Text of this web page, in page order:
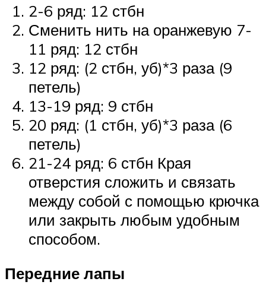
2-6 ряд: 12 стбн
Сменить нить на оранжевую 7-
11 ряд: 12 стбн
12 ряд: (2 стбн, уб)*3 раза (9
петель)
13-19 ряд: 9 стбн
20 ряд: (1 стбн, уб)*3 раза (6
петель)
21-24 ряд: 6 стбн Края
отверстия сложить и связать
между собой с помощью крючка
или закрыть любым удобным
способом.
Передние лапы